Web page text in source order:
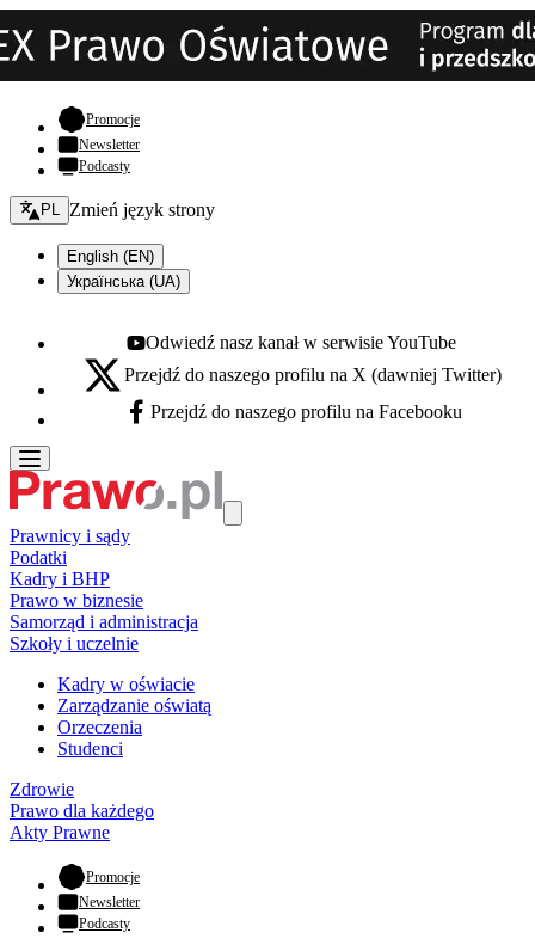
Promocje- otwiera się w nowej karcie
Newsletter
Podcasty
Zmień język - bieżący:
PL Zmień język strony
English (EN)
Українська (UA)
Youtube - otwiera się w nowej karcie
Odwiedź nasz kanał w serwisie YouTube
X - otwiera się w nowej karcie
Przejdź do naszego profilu na X (dawniej Twitter)
Facebook - otwiera się w nowej karcie
Przejdź do naszego profilu na Facebooku
Prawnicy i sądy
Podatki
Kadry i BHP
Prawo w biznesie
Samorząd i administracja
Szkoły i uczelnie
Kadry w oświacie
Zarządzanie oświatą
Orzeczenia
Studenci
Zdrowie
Prawo dla każdego
Akty Prawne
Promocje- otwiera się w nowej karcie
Newsletter
Podcasty